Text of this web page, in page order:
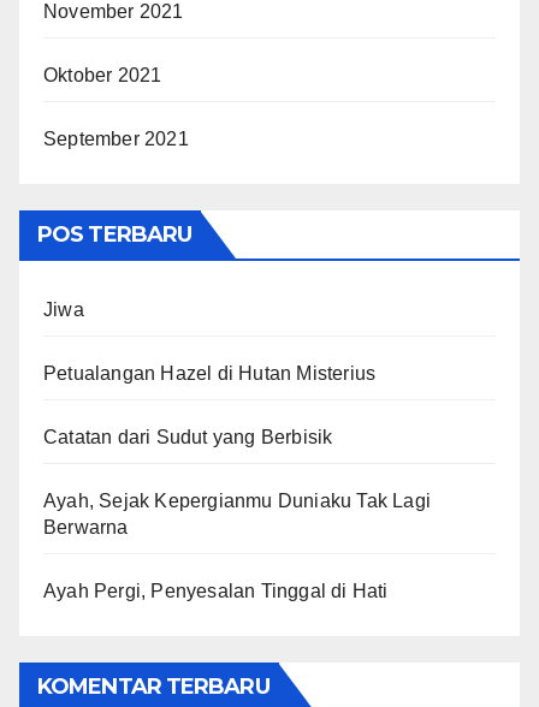
November 2021
Oktober 2021
September 2021
POS TERBARU
Jiwa
Petualangan Hazel di Hutan Misterius
Catatan dari Sudut yang Berbisik
Ayah, Sejak Kepergianmu Duniaku Tak Lagi
Berwarna
Ayah Pergi, Penyesalan Tinggal di Hati
KOMENTAR TERBARU